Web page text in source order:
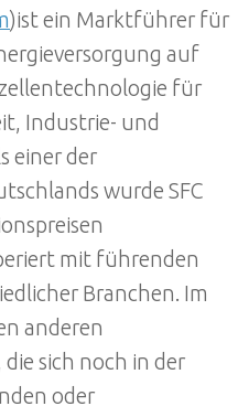
)ist ein Marktführer für
auf
für
Industrie- und
einer der
wurde SFC
mit führenden
Branchen. Im
anderen
sich noch in der
oder